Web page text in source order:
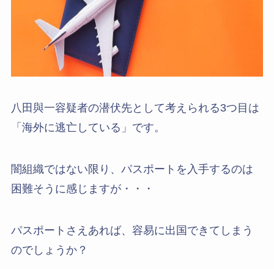
八田與一容疑者の潜伏先として考えられる3つ目は
「海外に逃亡している」です。
闇組織ではない限り、パスポートを入手するのは
困難そうに感じますが・・・
パスポートさえあれば、容易に出国できてしまう
のでしょうか？